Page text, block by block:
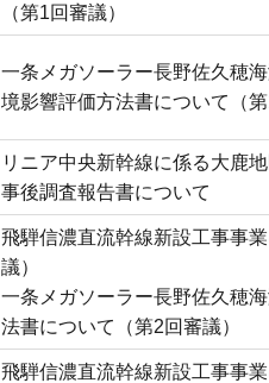
（第1回審議）
一条メガソーラー長野佐久穂
境影響評価方法書について（第
リニア中央新幹線に係る大鹿
事後調査報告書について
飛騨信濃直流幹線新設工事事
議）
一条メガソーラー長野佐久穂
法書について（第2回審議）
飛騨信濃直流幹線新設工事事